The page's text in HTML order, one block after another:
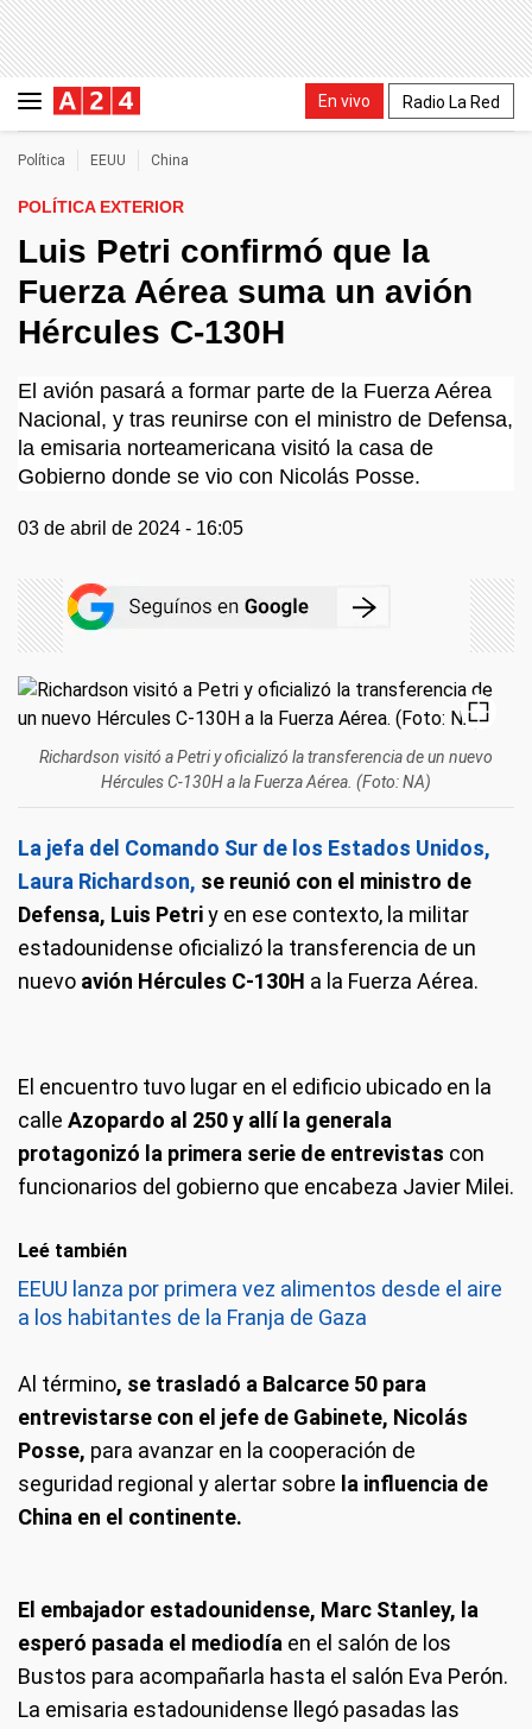
En vivo Radio La Red
Política EEUU China
POLÍTICA EXTERIOR
Luis Petri confirmó que la
Fuerza Aérea suma un avión
Hércules C-130H
El avión pasará a formar parte de la Fuerza Aérea
Nacional, y tras reunirse con el ministro de Defensa,
la emisaria norteamericana visitó la casa de
Gobierno donde se vio con Nicolás Posse.
03 de abril de 2024 - 16:05
Richardson visitó a Petri y oficializó la transferencia de un nuevo
Hércules C-130H a la Fuerza Aérea. (Foto: NA)
La jefa del Comando Sur de los Estados Unidos,
Laura Richardson, se reunió con el ministro de
Defensa, Luis Petriy en ese contexto, la militar
estadounidense oficializó la transferencia de un
nuevo avión Hércules C-130H a la Fuerza Aérea.
El encuentro tuvo lugar en el edificio ubicado en la
calle Azopardo al 250y allí la generala
protagonizó la primera serie de entrevistas con
funcionarios del gobierno que encabeza Javier Milei.
Leé también
EEUU lanza por primera vez alimentos desde el aire
a los habitantes de la Franja de Gaza
Al término, se trasladó a Balcarce 50 para
entrevistarse con el jefe de Gabinete, Nicolás
Posse, para avanzar en la cooperación de
seguridad regional y alertar sobre la influencia de
China en el continente.
El embajador estadounidense, Marc Stanley, la
esperó pasada el mediodía en el salón de los
Bustos para acompañarla hasta el salón Eva Perón.
La emisaria estadounidense llegó pasadas las